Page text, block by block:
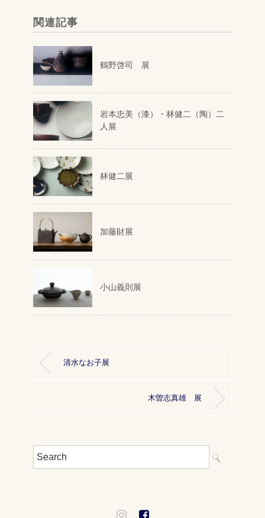
関連記事
鶴野啓司 展
岩本忠美（漆）・林健二（陶）二
人展
林健二展
加藤財展
小山義則展
清水なお子展
木曽志真雄 展